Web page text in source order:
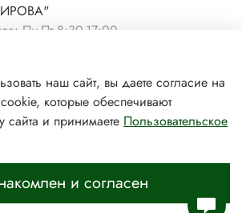
Пн-Пт 8:30-17:00
81-06 (розничный
наш сайт, вы даете согласие на
которые обеспечивают
сайта и принимаете Пользовательское
и согласен